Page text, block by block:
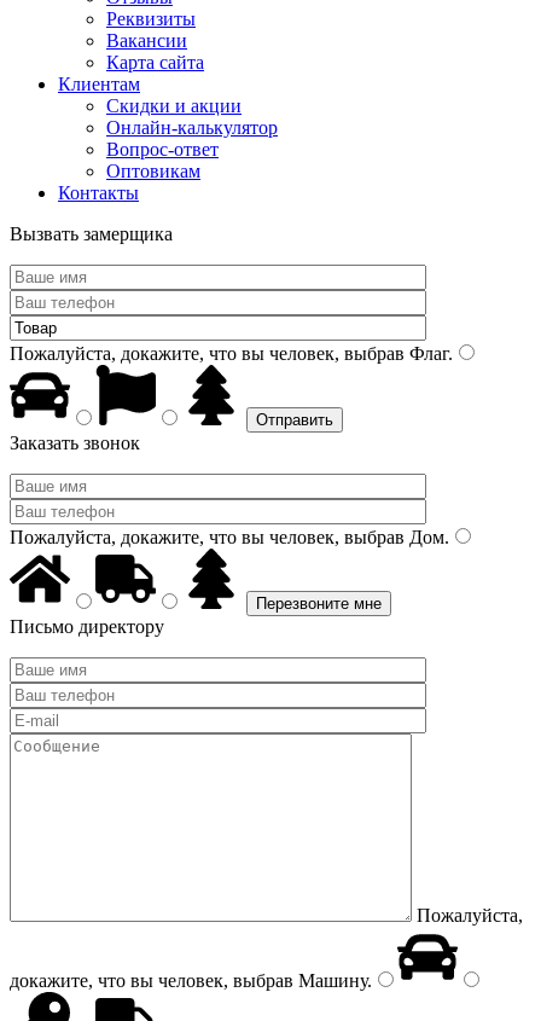
Реквизиты
Вакансии
Карта сайта
Клиентам
Скидки и акции
Онлайн-калькулятор
Вопрос-ответ
Оптовикам
Контакты
Вызвать замерщика
Пожалуйста, докажите, что вы человек, выбрав Флаг.
Заказать звонок
Пожалуйста, докажите, что вы человек, выбрав Дом.
Письмо директору
Пожалуйста,
докажите, что вы человек, выбрав Машину.